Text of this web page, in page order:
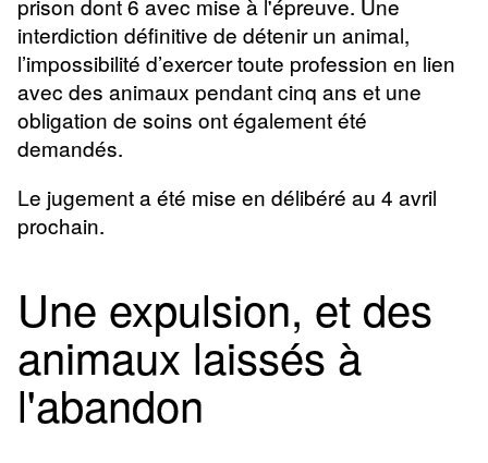
prison dont 6 avec mise à l'épreuve. Une
interdiction définitive de détenir un animal,
l’impossibilité d’exercer toute profession en lien
avec des animaux pendant cinq ans et une
obligation de soins ont également été
demandés.
Le jugement a été mise en délibéré au 4 avril
prochain.
Une expulsion, et des
animaux laissés à
l'abandon